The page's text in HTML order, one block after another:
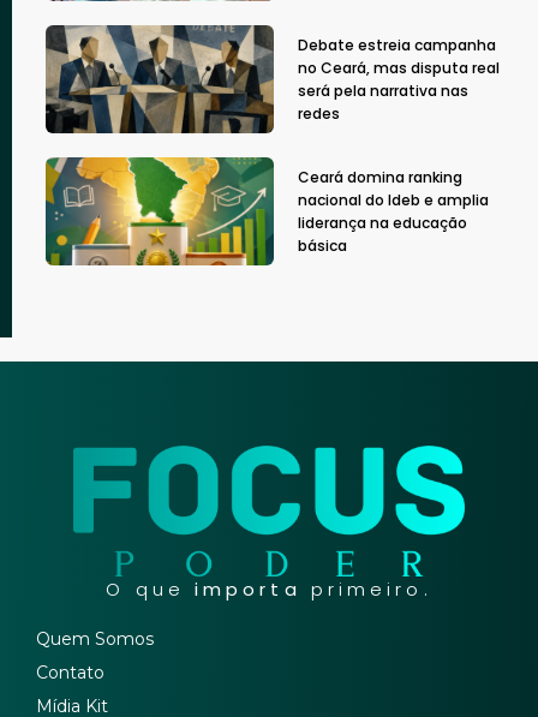
Debate estreia campanha
no Ceará, mas disputa real
será pela narrativa nas
redes
Ceará domina ranking
nacional do Ideb e amplia
liderança na educação
básica
O que importa primeiro.
Quem Somos
Contato
Mídia Kit